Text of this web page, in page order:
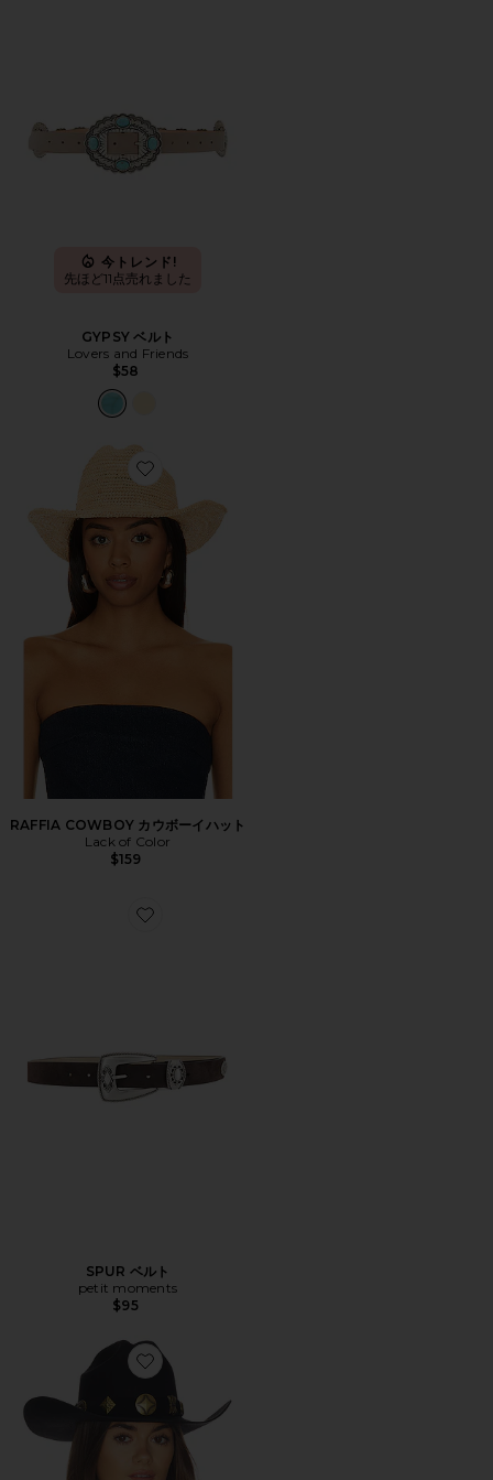
今トレンド!
先ほど11点売れました
GYPSY ベルト
Lovers and Friends
$58
Favorite RAFFIA COWBOY カウボーイハット
RAFFIA COWBOY カウボーイハット
Lack of Color
$159
Favorite SPUR ベルト
SPUR ベルト
petit moments
$95
Favorite DUKE COWBOY ハット